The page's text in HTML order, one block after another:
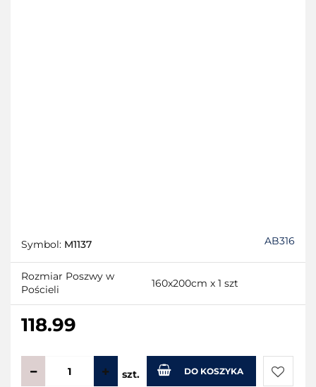
Symbol: M1137 AB316
Rozmiar Poszwy w
Pościeli
160x200cm x 1 szt
118.99
szt. DO KOSZYKA